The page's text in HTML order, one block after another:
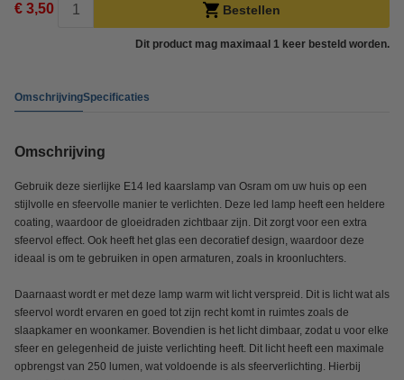
€ 3,50 Bestellen
Dit product mag maximaal 1 keer besteld worden.
OmschrijvingSpecificaties
Omschrijving
Gebruik deze sierlijke E14 led kaarslamp van Osram om uw huis op een
stijlvolle en sfeervolle manier te verlichten. Deze led lamp heeft een heldere
coating, waardoor de gloeidraden zichtbaar zijn. Dit zorgt voor een extra
sfeervol effect. Ook heeft het glas een decoratief design, waardoor deze
ideaal is om te gebruiken in open armaturen, zoals in kroonluchters.
Daarnaast wordt er met deze lamp warm wit licht verspreid. Dit is licht wat als
sfeervol wordt ervaren en goed tot zijn recht komt in ruimtes zoals de
slaapkamer en woonkamer. Bovendien is het licht dimbaar, zodat u voor elke
sfeer en gelegenheid de juiste verlichting heeft. Dit licht heeft een maximale
opbrengst van 250 lumen, wat voldoende is als sfeerverlichting. Hierbij